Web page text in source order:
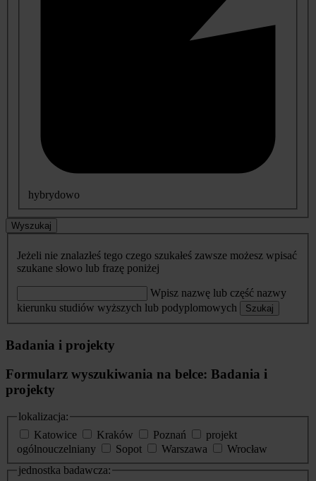
hybrydowo
Wyszukaj
Jeżeli nie znalazłeś tego czego szukałeś zawsze możesz wpisać
szukane słowo lub frazę poniżej
Wpisz nazwę lub część nazwy
kierunku studiów wyższych lub podyplomowych
Szukaj
Badania i projekty
Formularz wyszukiwania na belce: Badania i
projekty
lokalizacja:
Katowice
Kraków Poznań
projekt
ogólnouczelniany
Sopot Warszawa
Wrocław
jednostka badawcza: